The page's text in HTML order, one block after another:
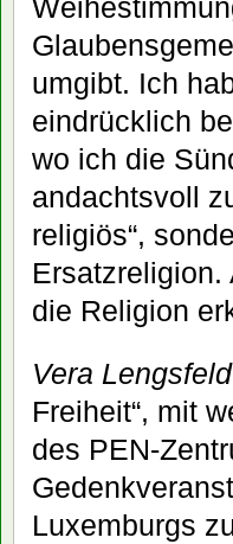
umgibt. Ich
eindrücklich
wo ich die
andachtsvoll
religiös“,
die Religion
Vera Lengsfeld
Freiheit“, mit
des PEN-
Luxemburgs